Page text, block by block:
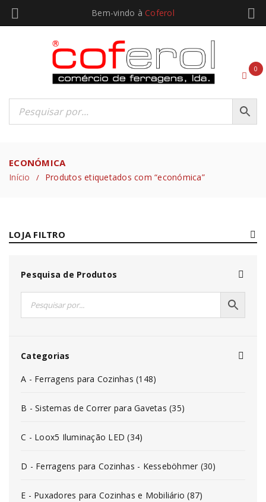
Bem-vindo à Coferol
0
ECONÓMICA
Início / Produtos etiquetados com “económica”
LOJA FILTRO
Pesquisa de Produtos
Categorias
A - Ferragens para Cozinhas (148)
B - Sistemas de Correr para Gavetas (35)
C - Loox5 Iluminação LED (34)
D - Ferragens para Cozinhas - Kesseböhmer (30)
E - Puxadores para Cozinhas e Mobiliário (87)